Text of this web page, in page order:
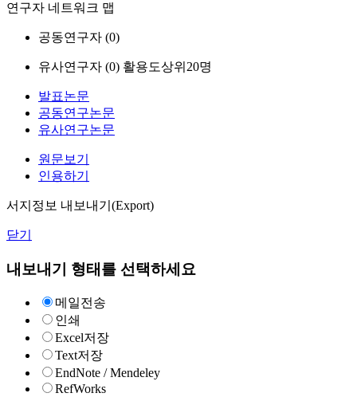
연구자 네트워크 맵
공동연구자 (0)
유사연구자 (0) 활용도상위20명
발표논문
공동연구논문
유사연구논문
원문보기
인용하기
서지정보 내보내기(Export)
닫기
내보내기 형태를 선택하세요
메일전송
인쇄
Excel저장
Text저장
EndNote / Mendeley
RefWorks